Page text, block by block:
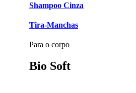
Shampoo Cinza
Tira-Manchas
Para o corpo
Bio Soft